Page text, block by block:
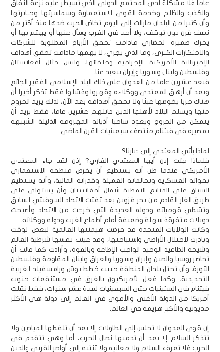
عاما فلا مشكلة لدى المجتمع الدولي الذي تسيطر عليه نزعة النفاق
والكذب والظلم وخدمة القوى الاستعمارية وسماسرتها وجبابرتها
وأن كثيرا من البلدان مازالت إلى اليوم تخاض الحرب ضدها منذ أكثر من
نصف قرن دون توقف، ولا أحد في الغرب يسأل عنها أو يهتم بها أو
يحرك ضميره الحضاري مادامت تحقق الأرباح المطلوبة للشركات
والاحتكارات الكبرى، وما الذي يجري، لا يهمها مادامت تحقق أهداف
الإمبريالية الأمريكية الإجرامية وحلفائها، وليس مثال أفغانستان
وفلسطين ولبنان وسوريا وإيران ببعيد عنا.
فبعد عشرين عاما من العدوان على ذلك البلد الإسلامي الفقير الجائع
وبعد أن أرهق المعتدي ووكلاءه وقهروا وفشلوا فقط تذكر أخيرا أن
هناك حربا يخوضها عبثا ولا تحقق أهدافه بعد الآن، لذلك يريد الخروج
منها ويسلم البلاد لأهلها الذين قاتلهم عشرين عاما، فقط يريد أن
يتمكن من الخروج ويعود ساحبا أذياله المهزومة الذليلة الشبيهة
بمصيره في فيتنام منتصف سبعينيات القرن الماضي.
لماذا يأتي المعتدي إلى ديارنا؟
فلماذا جئت إذن أيها المعتدي الغازي؟ إذن لقد جاء المعتدي
الأمريكي عندما ظن أنه يستطيع أن يفرض منطقه الاستعماري
بقواته العسكرية وتحالفاته العميلة وقدراته المالية، وأنه يستطيع
السباق على المنابع النفطية شمال أفغانستان وأن يستولي على
طريق الغاز القادم من بحر قزوين بعد تفتت الاتحاد السوفيتي السابق
وتشظي قومياته ودوله العديدة التي خرجت من الاتحاد وأصبحت
دويلات متفرقة سهلة وضعيفة أمام أطماع الغرب ودوله ووكلائه.
وكانت الولايات المتحدة قد فرضت هيمنتها العالمية لبعض الوقت
وبادرت لاحتلال الأراضي واستباحتها، وقد عينت نفسها شرطية العالم
وشيخه الطاغية الوحيد الواجب الإطاعة وبالقوة، وأرادت كما قالت أن
تحاصر روسيا والصين وإيران وسوريا والعراق ولينان المقاومة وفلسطين
الثورة، وأن تحتل بلدان المنطقة حسب خطط بوش ورامسفيلد الغريبة
التجديدية، وكما فعل الأمريكيون بالغرق في مستنقعات جنوب
فيتنام في الستينيات حتى السبعينيات لمدة عشر سنوات، فقط نقلت
أمريكا من الدولة الأغنى والأقوى في العالم إلى دولة هي الأكثر
مديونية والأكبر هزيمة في العالم.
إن قوى العدوان لا تجلس إلى الطاولات إلا بعد أن تلفظها الميادين ولا
تتذكر السلام إلا بعد أن تدميها نصال الحرب، أما وهي تتقدم في
الحرب فلا تعرف السلام ولا معانيه ولا تنتبه إلى أواصر القربى والدين